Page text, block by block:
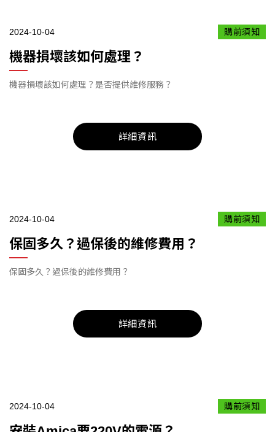
2024-10-04 購前須知
機器損壞該如何處理？
機器損壞該如何處理？是否提供維修服務？
詳細資訊
2024-10-04 購前須知
保固多久？過保後的維修費用？
保固多久？過保後的維修費用？
詳細資訊
2024-10-04 購前須知